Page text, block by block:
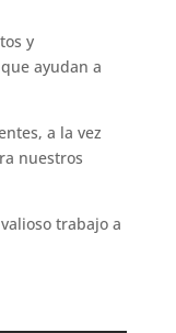
y
ayudan a
a la vez
nuestros
trabajo a